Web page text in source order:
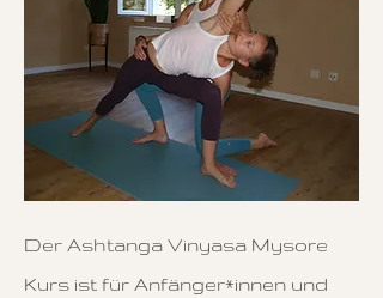
Der Ashtanga Vinyasa Mysore
Kurs ist für Anfänger*innen und